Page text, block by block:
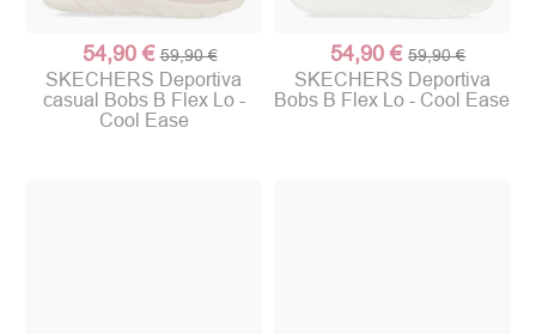
54,90 € 59,90 €
SKECHERS Deportiva
casual Bobs B Flex Lo -
Cool Ease
54,90 € 59,90 €
SKECHERS Deportiva
Bobs B Flex Lo - Cool Ease